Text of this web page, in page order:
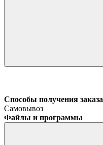
Способы получения заказа
Самовывоз
Файлы и программы